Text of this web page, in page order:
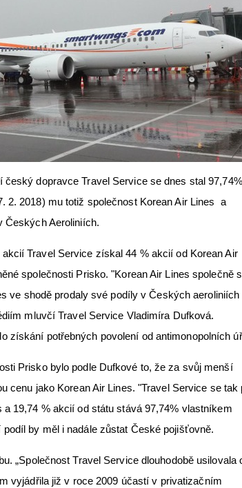
dopravce Travel Service se dnes stal 97,74%
2. 2018) mu totiž společnost Korean Air Lines a
Českých Aeroliniích.
Travel Service získal 44 % akcií od Korean Air
společnosti Prisko. "Korean Air Lines společně
ve shodě prodaly své podíly v Českých aeroliniích
mluvčí Travel Service Vladimíra Dufková.
získání potřebných povolení od antimonopolních
Prisko bylo podle Dufkové to, že za svůj menší
cenu jako Korean Air Lines. "Travel Service se tak
a 19,74 % akcií od státu stává 97,74% vlastníkem
by měl i nadále zůstat České pojišťovně.
„Společnost Travel Service dlouhodobě usilovala
vyjádřila již v roce 2009 účastí v privatizačním